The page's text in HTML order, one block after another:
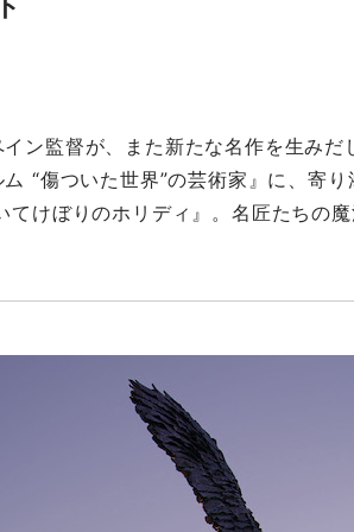
ン監督が、また新たな名作を生みだ
“傷ついた世界”の芸術家』に、寄り
けぼりのホリディ』。名匠たちの